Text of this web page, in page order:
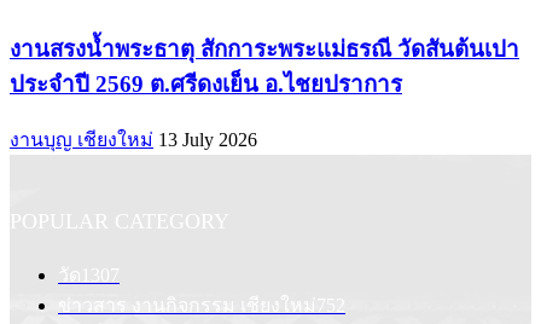
งานสรงน้ำพระธาตุ สักการะพระแม่ธรณี วัดสันต้นเปา
ประจำปี 2569 ต.ศรีดงเย็น อ.ไชยปราการ
งานบุญ เชียงใหม่ 13 July 2026
POPULAR CATEGORY
วัด 1307
ข่าวสาร งานกิจกรรม เชียงใหม่ 752